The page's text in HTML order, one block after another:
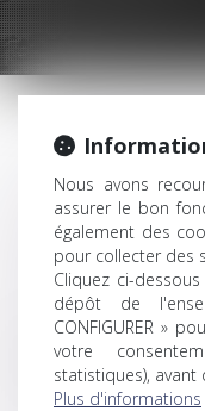
NOS
Le droit électoral
vote, le déroulement
de
Nous avons
assurer le bon
également des
pour collecter des
Cliquez ci-dessous
dépôt de
CONFIGURER »
votre
statistiques),
Plus d'informations